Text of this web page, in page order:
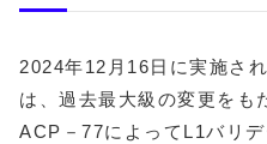
2024年12月16日に実施さ
は、過去最大級の変更をも
ACP－77によってL1バリ